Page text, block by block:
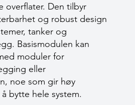
overflater. Den tilbyr
og robust design
tanker og
Basismodulen kan
moduler for
eller
noe som gir høy
bytte hele system.